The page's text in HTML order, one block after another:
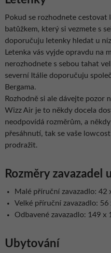
Pokud se rozhodnete cestovat
batůžkem, který si vezmete s
doporučuju letenky hledat u
Letenka vás vyjde opravdu na
nerozhodnete s sebou tahat
severní Itálie doporučuju
Bergama.
Rozhodně si ale dávejte pozor
Wizz Air je to někdy docela
neodpovídá rozměrům, a
přesáhnutí, tak se vaše
prodražit.
Rozměry zavazadel
Malé příruční zavazadlo: 42
Velké příruční zavazadlo: 56
Odbavené zavazadlo: 149 x
Ubytování